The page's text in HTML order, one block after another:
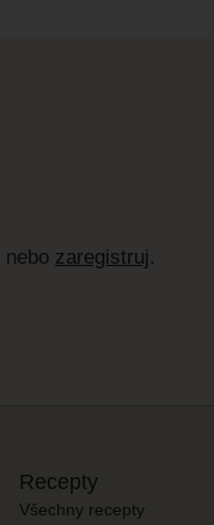
nebo zaregistruj.
Recepty
Všechny recepty